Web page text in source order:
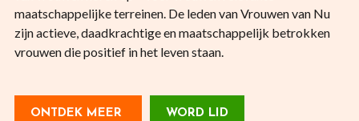
maatschappelijke terreinen. De leden van Vrouwen van Nu
zijn actieve, daadkrachtige en maatschappelijk betrokken
vrouwen die positief in het leven staan.
ONTDEK MEER WORD LID